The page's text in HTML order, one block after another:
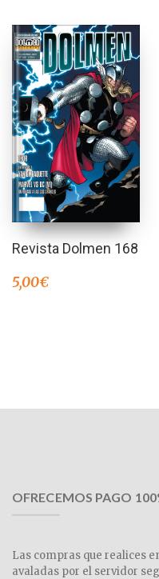
Revista Dolmen 168
5,00€
OFRECEMOS PAGO
Las compras que realices
avaladas por el servidor